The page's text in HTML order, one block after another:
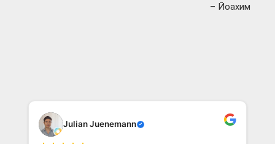
– Йоахим
Julian Juenemann